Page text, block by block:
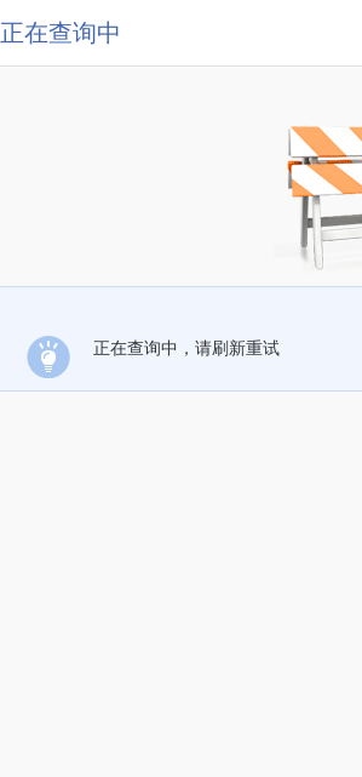
正在查询中
正在查询中，请刷新重试